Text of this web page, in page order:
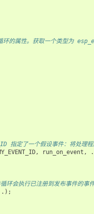
属性。获取一个类型为
指定了一个假设事件：将处理
, run_on_event ,
环会执行已注册到发布事件